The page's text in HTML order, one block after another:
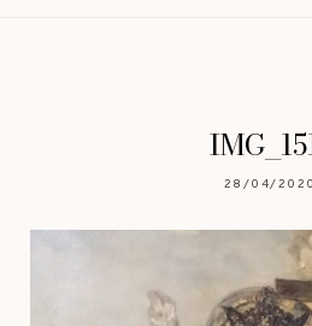
28/04/2020